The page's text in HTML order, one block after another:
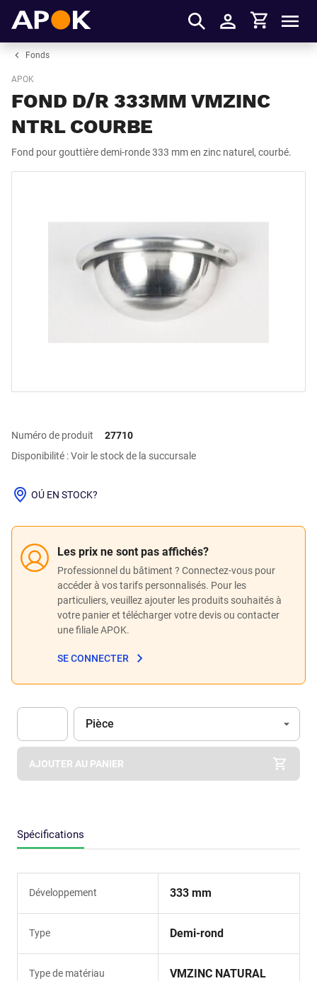
S'identifier
Panier
Fonds
APOK
FOND D/R 333MM VMZINC
NTRL COURBE
Fond pour gouttière demi-ronde 333 mm en zinc naturel, courbé.
Numéro de produit
27710
Disponibilité : Voir le stock de la succursale
Les prix ne sont pas affichés?
Professionnel du bâtiment ? Connectez-vous pour
accéder à vos tarifs personnalisés. Pour les
particuliers, veuillez ajouter les produits souhaités à
votre panier et télécharger votre devis ou contacter
une filiale APOK.
SE CONNECTER
OÚ EN STOCK?
Apok.Product.Detail.AddToCart.Quantity (Optionnel)
Unité
Pièce
AJOUTER AU PANIER
Spécifications
Développement 333 mm
Type Demi-rond
Type de matériau VMZINC NATURAL